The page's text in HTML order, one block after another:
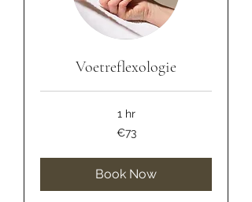
Voetreflexologie
1 hr
€73
Book Now